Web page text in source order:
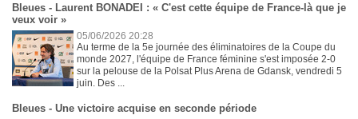
Bleues - Laurent BONADEI : « C'est cette équipe de France-là que je
veux voir »
05/06/2026 20:28
Au terme de la 5e journée des éliminatoires de la Coupe du
monde 2027, l'équipe de France féminine s'est imposée 2-0
sur la pelouse de la Polsat Plus Arena de Gdansk, vendredi 5
juin. Des ...
Bleues - Une victoire acquise en seconde période